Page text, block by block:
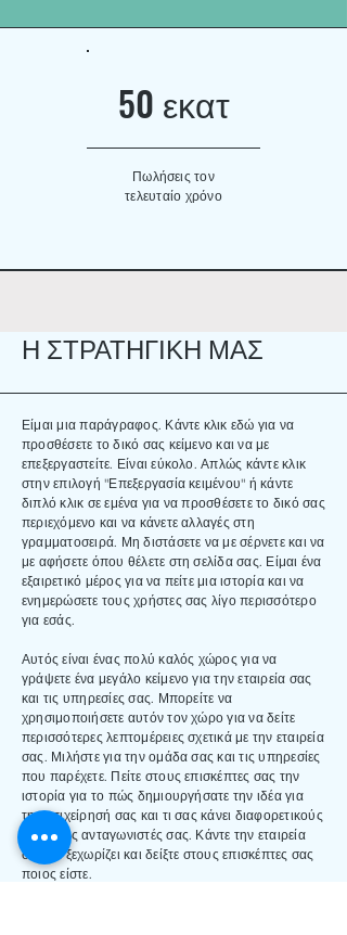
50 εκατ
Πωλήσεις τον
τελευταίο χρόνο
Η ΣΤΡΑΤΗΓΙΚΗ ΜΑΣ
Είμαι μια παράγραφος. Κάντε κλικ εδώ για να
προσθέσετε το δικό σας κείμενο και να με
επεξεργαστείτε. Είναι εύκολο. Απλώς κάντε κλικ
στην επιλογή "Επεξεργασία κειμένου" ή κάντε
διπλό κλικ σε εμένα για να προσθέσετε το δικό σας
περιεχόμενο και να κάνετε αλλαγές στη
γραμματοσειρά. Μη διστάσετε να με σέρνετε και να
με αφήσετε όπου θέλετε στη σελίδα σας. Είμαι ένα
εξαιρετικό μέρος για να πείτε μια ιστορία και να
ενημερώσετε τους χρήστες σας λίγο περισσότερο
για εσάς.
Αυτός είναι ένας πολύ καλός χώρος για να
γράψετε ένα μεγάλο κείμενο για την εταιρεία σας
και τις υπηρεσίες σας. Μπορείτε να
χρησιμοποιήσετε αυτόν τον χώρο για να δείτε
περισσότερες λεπτομέρειες σχετικά με την εταιρεία
σας. Μιλήστε για την ομάδα σας και τις υπηρεσίες
που παρέχετε. Πείτε στους επισκέπτες σας την
ιστορία για το πώς δημιουργήσατε την ιδέα για
την επιχείρησή σας και τι σας κάνει διαφορετικούς
από τους ανταγωνιστές σας. Κάντε την εταιρεία
σας να ξεχωρίζει και δείξτε στους επισκέπτες σας
ποιος είστε.